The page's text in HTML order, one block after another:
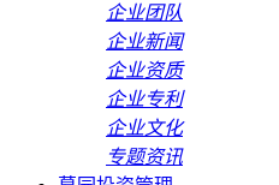
企业团队
企业新闻
企业资质
企业专利
企业文化
专题资讯